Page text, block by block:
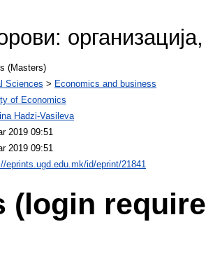
(Masters)
Sciences > Economics and business
of Economics
Hadzi-Vasileva
2019 09:51
2019 09:51
eprints.ugd.edu.mk/id/eprint/21841
(login